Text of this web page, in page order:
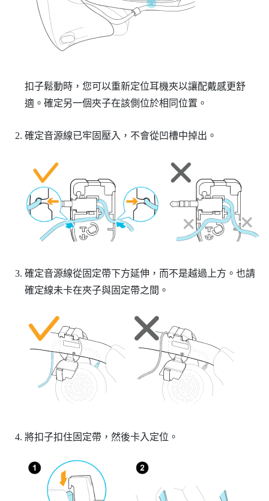
扣子鬆動時，您可以重新定位耳機夾以讓配戴感更舒
適。確定另一個夾子在該側位於相同位置。
確定音源線已牢固壓入，不會從凹槽中掉出。
確定音源線從固定帶下方延伸，而不是越過上方。也請
確定線未卡在夾子與固定帶之間。
將扣子扣住固定帶，然後卡入定位。